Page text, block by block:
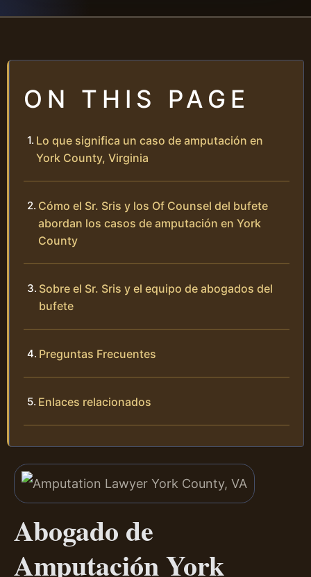
ON THIS PAGE
Lo que significa un caso de amputación en
York County, Virginia
Cómo el Sr. Sris y los Of Counsel del bufete
abordan los casos de amputación en York
County
Sobre el Sr. Sris y el equipo de abogados del
bufete
Preguntas Frecuentes
Enlaces relacionados
Abogado de
Amputación York